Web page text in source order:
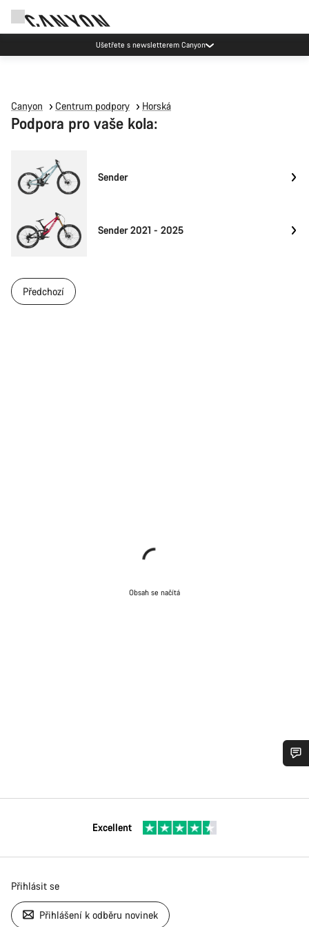
Ušetřete s newsletterem Canyon
Canyon Centrum podpory Horská
Podpora pro vaše kola:
Sender
Sender 2021 - 2025
Předchozí
Obsah se načítá
Excellent
Přihlásit se
Přihlášení k odběru novinek